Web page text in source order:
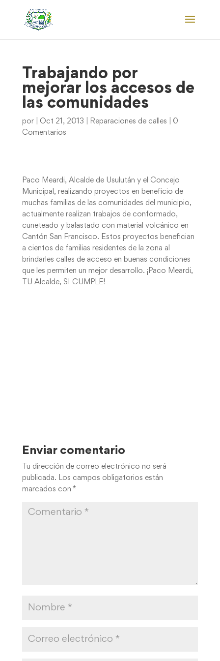
Trabajando por
mejorar los accesos de
las comunidades
por Oct 21, 2013 Reparaciones de calles
0
Comentarios
Paco Meardi, Alcalde de Usulután y el Concejo
Municipal, realizando proyectos en beneficio de
muchas familias de las comunidades del municipio,
actualmente realizan trabajos de conformado,
cuneteado y balastado con material volcánico en
Cantón San Francisco. Estos proyectos benefician
a cientos de familias residentes de la zona al
brindarles calles de acceso en buenas condiciones
que les permiten un mejor desarrollo. ¡Paco Meardi,
TU Alcalde, SI CUMPLE!
Enviar comentario
Tu dirección de correo electrónico no será
publicada. Los campos obligatorios están
marcados con *